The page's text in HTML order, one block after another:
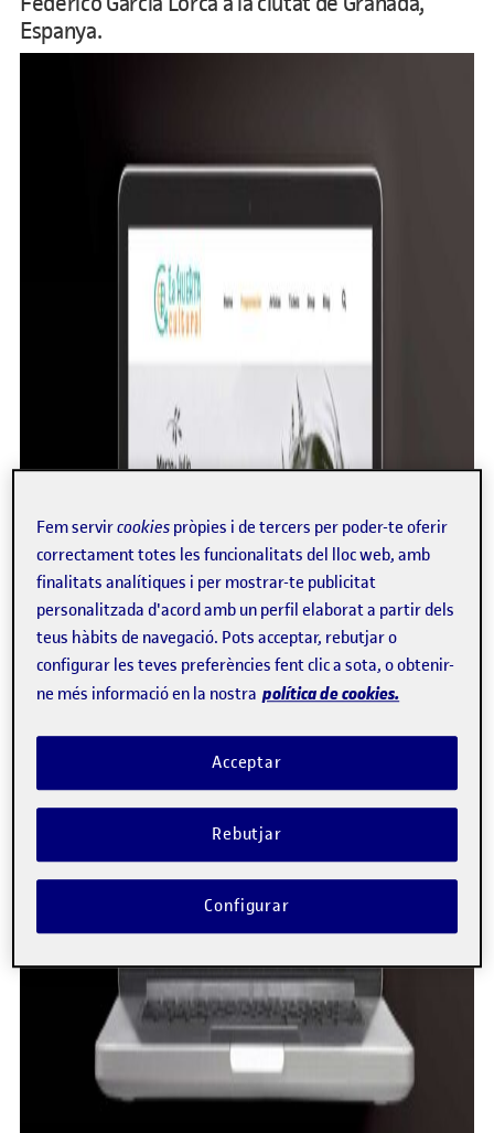
Espanya.
Fem servircookies pròpies i de tercers per poder-te oferir
correctament totes les funcionalitats del lloc web, amb
finalitats analítiques i per mostrar-te publicitat
personalitzada d'acord amb un perfil elaborat a partir dels
teus hàbits de navegació. Pots acceptar, rebutjar o
configurar les teves preferències fent clic a sota, o obtenir-
ne més informació en la nostra política de cookies.
Rebutjar
Acceptar
Configurar